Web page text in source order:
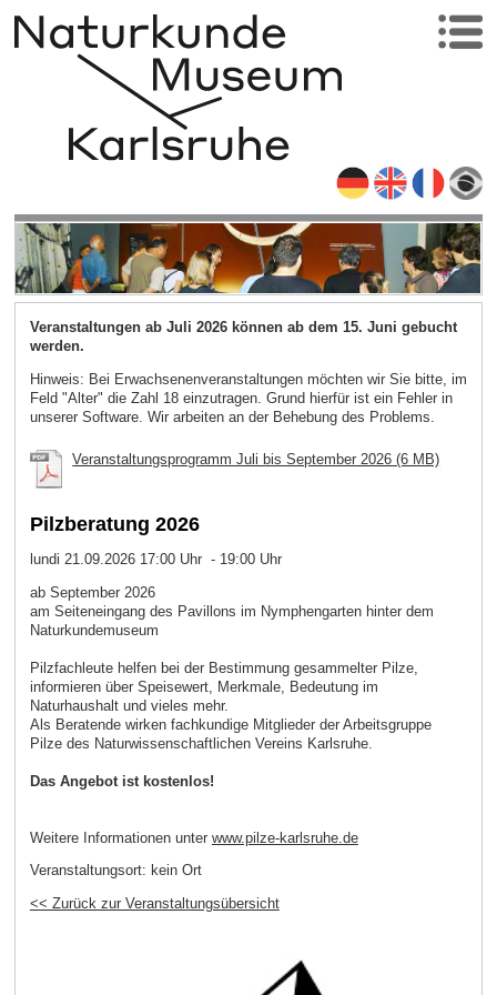
Veranstaltungen ab Juli 2026 können ab dem 15. Juni gebucht
werden.
Hinweis: Bei Erwachsenenveranstaltungen möchten wir Sie bitte, im
Feld "Alter" die Zahl 18 einzutragen. Grund hierfür ist ein Fehler in
unserer Software. Wir arbeiten an der Behebung des Problems.
Veranstaltungsprogramm Juli bis September 2026 (6 MB)
Pilzberatung 2026
lundi 21.09.2026 17:00 Uhr - 19:00 Uhr
ab September 2026
am Seiteneingang des Pavillons im Nymphengarten hinter dem
Naturkundemuseum
Pilzfachleute helfen bei der Bestimmung gesammelter Pilze,
informieren über Speisewert, Merkmale, Bedeutung im
Naturhaushalt und vieles mehr.
Als Beratende wirken fachkundige Mitglieder der Arbeitsgruppe
Pilze des Naturwissenschaftlichen Vereins Karlsruhe.
Das Angebot ist kostenlos!
Weitere Informationen unter www.pilze-karlsruhe.de
Veranstaltungsort: kein Ort
<< Zurück zur Veranstaltungsübersicht